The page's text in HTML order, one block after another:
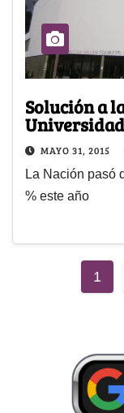
Solución a
MAYO 31, 2015
La Nación pasó
% este año
1